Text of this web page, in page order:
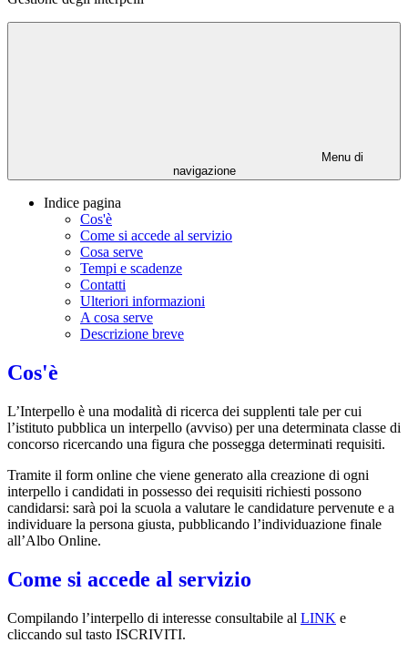
Menu di
navigazione
Indice pagina
Cos'è
Come si accede al servizio
Cosa serve
Tempi e scadenze
Contatti
Ulteriori informazioni
A cosa serve
Descrizione breve
Cos'è
L’Interpello è una modalità di ricerca dei supplenti tale per cui
l’istituto pubblica un interpello (avviso) per una determinata classe di
concorso ricercando una figura che possegga determinati requisiti.
Tramite il form online che viene generato alla creazione di ogni
interpello i candidati in possesso dei requisiti richiesti possono
candidarsi: sarà poi la scuola a valutare le candidature pervenute e a
individuare la persona giusta, pubblicando l’individuazione finale
all’Albo Online.
Come si accede al servizio
Compilando l’interpello di interesse consultabile al LINK e
cliccando sul tasto ISCRIVITI.